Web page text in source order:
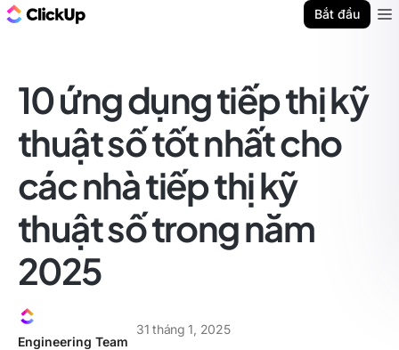
Bắt đầu
10 ứng dụng tiếp thị kỹ
thuật số tốt nhất cho
các nhà tiếp thị kỹ
thuật số trong năm
2025
Engineering Team
31 tháng 1, 2025